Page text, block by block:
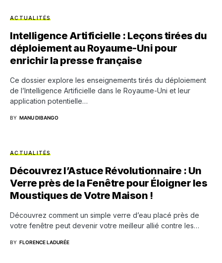
ACTUALITÉS
Intelligence Artificielle : Leçons tirées du
déploiement au Royaume-Uni pour
enrichir la presse française
Ce dossier explore les enseignements tirés du déploiement
de l’Intelligence Artificielle dans le Royaume-Uni et leur
application potentielle…
BY MANU DIBANGO
ACTUALITÉS
Découvrez l’Astuce Révolutionnaire : Un
Verre près de la Fenêtre pour Éloigner les
Moustiques de Votre Maison !
Découvrez comment un simple verre d’eau placé près de
votre fenêtre peut devenir votre meilleur allié contre les…
BY FLORENCE LADURÉE